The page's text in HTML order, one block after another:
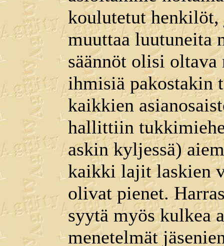
koulutetut
muuttaa luutuneita
säännöt olisi
ihmisiä pakostakin
kaikkien
hallittiin
askin kyljessä)
kaikki lajit laskien
olivat pienet.
syytä myös kulkea
menetelmät